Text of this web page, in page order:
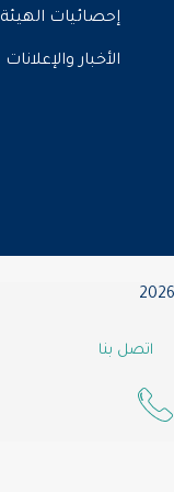
إحصائيات الهيئة
الأخبار والإعلانات
اتصل بنا